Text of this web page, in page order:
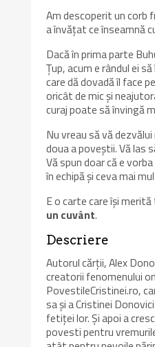
Am descoperit un corb
a învățat ce înseamnă
Dacă în prima parte
Țup, acum e rândul ei
care dă dovadă îl face
oricât de mic și
curaj poate să învingă
Nu vreau să vă
doua a poveștii. Vă las
Vă spun doar că e
în echipă și ceva mai
E o carte care își
un cuvânt.
Descriere
Autorul cărții, Alex
creatorii fenomenului
PovestileCristinei.ro,
sa și a Cristinei
fetiței lor. Și apoi a
povesti pentru